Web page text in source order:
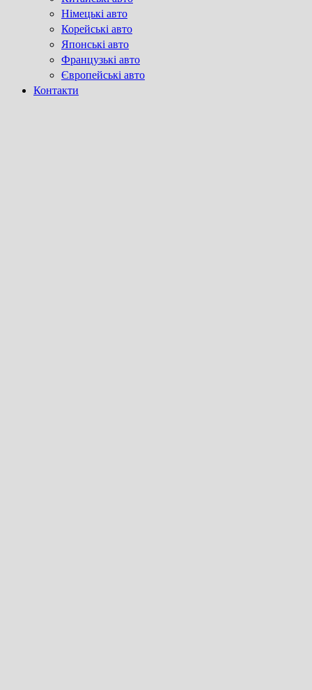
sub
menu
Німецькі авто
Корейські авто
Японські авто
Французькі авто
Європейські авто
Контакти